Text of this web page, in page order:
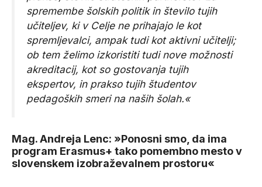
spremembe šolskih politik in število tujih
učiteljev, ki v Celje ne prihajajo le kot
spremljevalci, ampak tudi kot aktivni učitelji;
ob tem želimo izkoristiti tudi nove možnosti
akreditacij, kot so gostovanja tujih
ekspertov, in prakso tujih študentov
pedagoških smeri na naših šolah.«
Mag. Andreja Lenc: »Ponosni smo, da ima
program Erasmus+ tako pomembno mesto v
slovenskem izobraževalnem prostoru«